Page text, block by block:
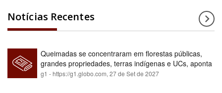
Notícias Recentes
Queimadas se concentraram em florestas públicas,
grandes propriedades, terras indígenas e UCs, aponta
relatório
g1 - https://g1.globo.com, 27 de Set de 2027